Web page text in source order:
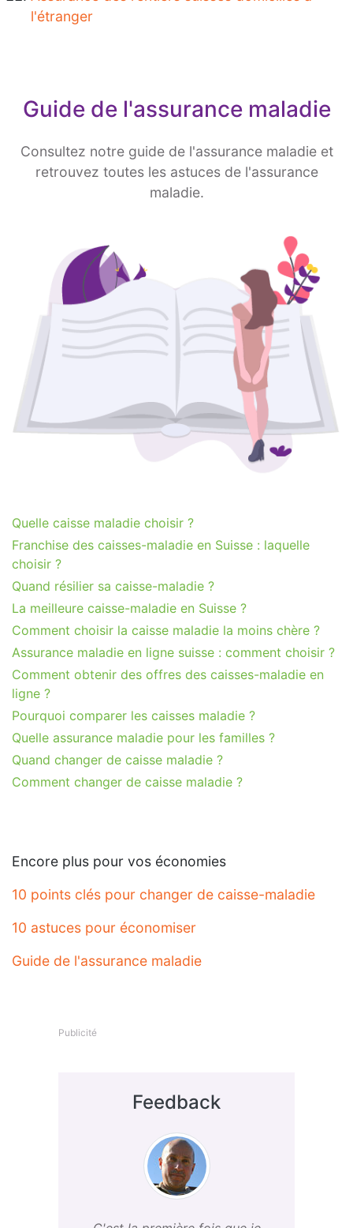
l'étranger
Guide de l'assurance maladie
Consultez notre guide de l'assurance maladie et
retrouvez toutes les astuces de l'assurance
maladie.
Quelle caisse maladie choisir ?
Franchise des caisses-maladie en Suisse : laquelle
choisir ?
Quand résilier sa caisse-maladie ?
La meilleure caisse-maladie en Suisse ?
Comment choisir la caisse maladie la moins chère ?
Assurance maladie en ligne suisse : comment choisir ?
Comment obtenir des offres des caisses-maladie en
ligne ?
Pourquoi comparer les caisses maladie ?
Quelle assurance maladie pour les familles ?
Quand changer de caisse maladie ?
Comment changer de caisse maladie ?
Encore plus pour vos économies
10 points clés pour changer de caisse-maladie
10 astuces pour économiser
Guide de l'assurance maladie
Publicité
Feedback